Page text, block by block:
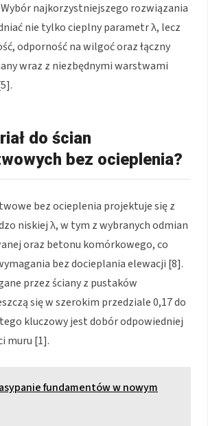
najkorzystniejszego rozwiązania
nie tylko cieplny parametr λ, lecz
odporność na wilgoć oraz łączny
wraz z niezbędnymi warstwami
do ścian
bez ocieplenia?
bez ocieplenia projektuje się z
niskiej λ, w tym z wybranych odmian
oraz betonu komórkowego, co
bez docieplania elewacji [8].
przez ściany z pustaków
się w szerokim przedziale 0,17 do
kluczowy jest dobór odpowiedniej
muru [1].
fundamentów w nowym